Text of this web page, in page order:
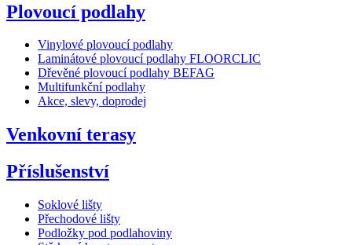
Plovoucí podlahy
Vinylové plovoucí podlahy
Laminátové plovoucí podlahy FLOORCLIC
Dřevěné plovoucí podlahy BEFAG
Multifunkční podlahy
Akce, slevy, doprodej
Venkovní terasy
Příslušenství
Soklové lišty
Přechodové lišty
Podložky pod podlahoviny